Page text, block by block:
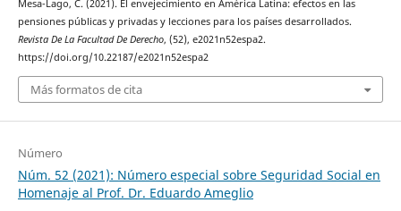
Mesa-Lago, C. (2021). El envejecimiento en América Latina: efectos en las
pensiones públicas y privadas y lecciones para los países desarrollados.
Revista De La Facultad De Derecho, (52), e2021n52espa2.
https://doi.org/10.22187/e2021n52espa2
Más formatos de cita
Número
Núm. 52 (2021): Número especial sobre Seguridad Social en
Homenaje al Prof. Dr. Eduardo Ameglio